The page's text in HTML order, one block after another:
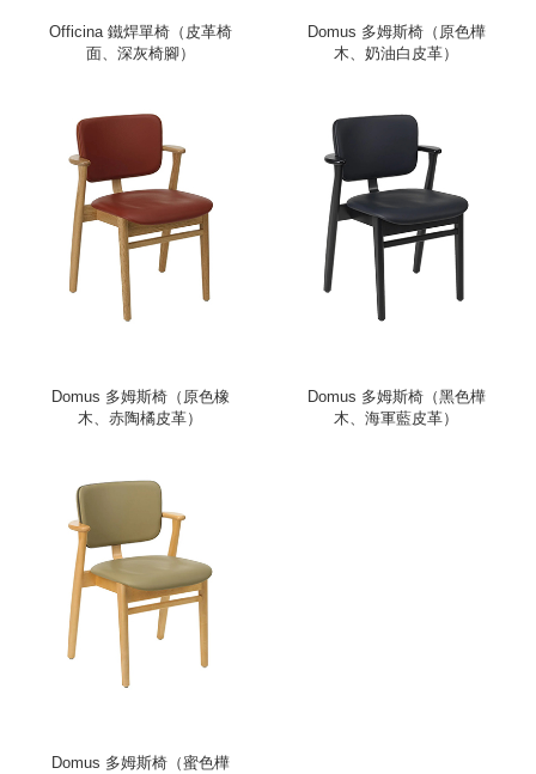
Officina 鐵焊單椅（皮革椅
面、深灰椅腳）
Domus 多姆斯椅（原色樺
木、奶油白皮革）
Domus 多姆斯椅（原色橡
木、赤陶橘皮革）
Domus 多姆斯椅（黑色樺
木、海軍藍皮革）
Domus 多姆斯椅（蜜色樺